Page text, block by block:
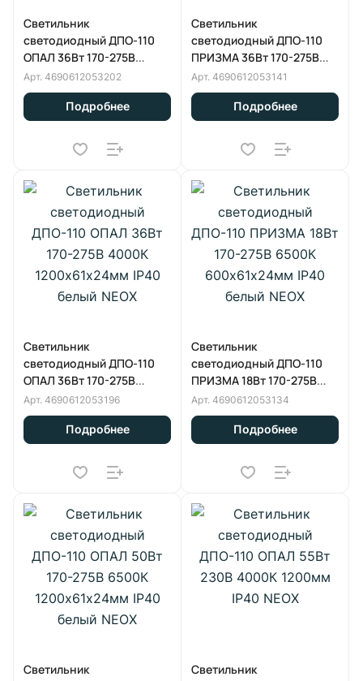
Светильник
светодиодный ДПО-110
ОПАЛ 36Вт 170-275В
6500К 1200х61х24мм IP40
белый NEOX
Арт. 4690612053202
Подробнее
Светильник
светодиодный ДПО-110
ПРИЗМА 36Вт 170-275В
4000К 1200х61х24мм IP40
белый NEOX
Арт. 4690612053141
Подробнее
Светильник
светодиодный ДПО-110
ОПАЛ 36Вт 170-275В
4000К 1200х61х24мм IP40
белый NEOX
Арт. 4690612053196
Подробнее
Светильник
светодиодный ДПО-110
ПРИЗМА 18Вт 170-275В
6500К 600х61х24мм IP40
белый NEOX
Арт. 4690612053134
Подробнее
Светильник
Светильник